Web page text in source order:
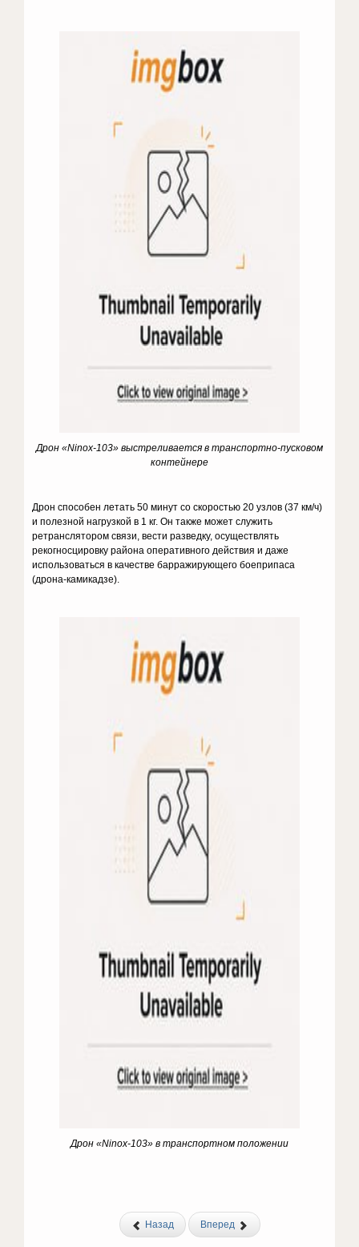
Дрон «Ninox-103» выстреливается в транспортно-пусковом
контейнере
Дрон способен летать 50 минут со скоростью 20 узлов (37 км/ч)
и полезной нагрузкой в 1 кг. Он также может служить
ретранслятором связи, вести разведку, осуществлять
рекогносцировку района оперативного действия и даже
использоваться в качестве барражирующего боеприпаса
(дрона-камикадзе).
Дрон «Ninox-103» в транспортном положении
Назад Вперед